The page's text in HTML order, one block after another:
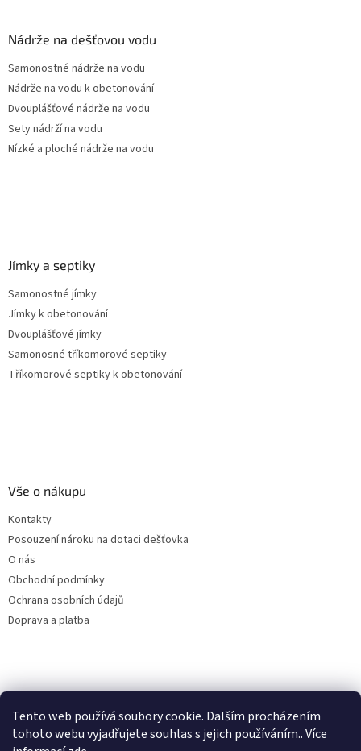
Tento web používá soubory cookie. Dalším procházením
tohoto webu vyjadřujete souhlas s jejich používáním.. Více
Nádrže na dešťovou vodu
Samonostné nádrže na vodu
Nádrže na vodu k obetonování
Dvouplášťové nádrže na vodu
Sety nádrží na vodu
Nízké a ploché nádrže na vodu
Jímky a septiky
Samonostné jímky
Jímky k obetonování
Dvouplášťové jímky
Samonosné tříkomorové septiky
Tříkomorové septiky k obetonování
Vše o nákupu
Kontakty
Posouzení nároku na dotaci dešťovka
O nás
Obchodní podmínky
Ochrana osobních údajů
Doprava a platba
Filtry dešťové vody
Online